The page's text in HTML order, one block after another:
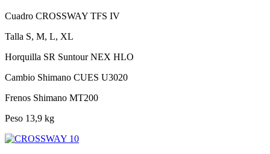
Cuadro CROSSWAY TFS IV
Talla S, M, L, XL
Horquilla SR Suntour NEX HLO
Cambio Shimano CUES U3020
Frenos Shimano MT200
Peso 13,9 kg